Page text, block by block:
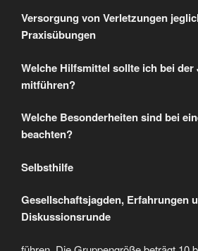
Versorgung von Verletzungen
Praxisübungen
Welche Hilfsmittel sollte ich bei der
mitführen?
Welche Besonderheiten sind bei
beachten?
Selbsthilfe
Gesellschaftsjagden, Erfahrungen
Diskussionsrunde